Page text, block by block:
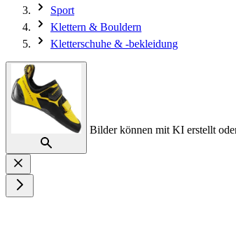
Sport
Klettern & Bouldern
Kletterschuhe & -bekleidung
Bilder können mit KI erstellt